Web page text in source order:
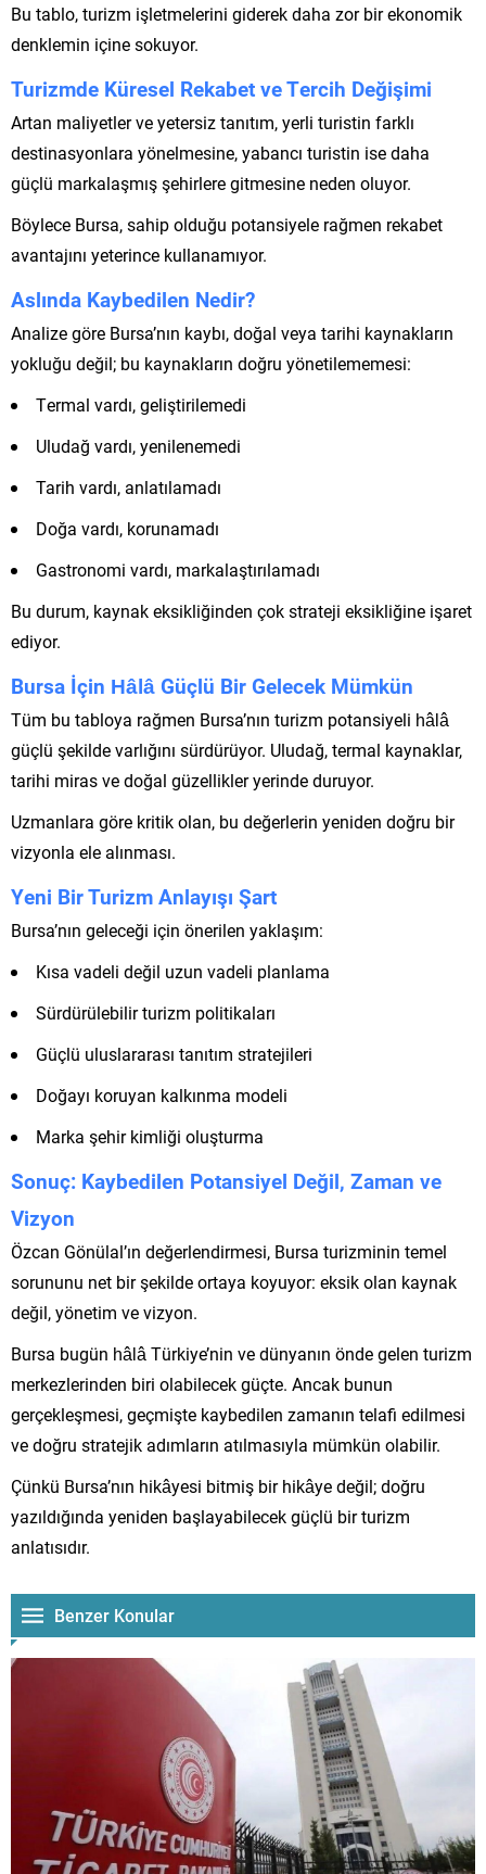
Bu tablo, turizm işletmelerini giderek daha zor bir ekonomik
denklemin içine sokuyor.
Turizmde Küresel Rekabet ve Tercih Değişimi
Artan maliyetler ve yetersiz tanıtım, yerli turistin farklı
destinasyonlara yönelmesine, yabancı turistin ise daha
güçlü markalaşmış şehirlere gitmesine neden oluyor.
Böylece Bursa, sahip olduğu potansiyele rağmen rekabet
avantajını yeterince kullanamıyor.
Aslında Kaybedilen Nedir?
Analize göre Bursa’nın kaybı, doğal veya tarihi kaynakların
yokluğu değil; bu kaynakların doğru yönetilememesi:
Termal vardı, geliştirilemedi
Uludağ vardı, yenilenemedi
Tarih vardı, anlatılamadı
Doğa vardı, korunamadı
Gastronomi vardı, markalaştırılamadı
Bu durum, kaynak eksikliğinden çok strateji eksikliğine işaret
ediyor.
Bursa İçin Hâlâ Güçlü Bir Gelecek Mümkün
Tüm bu tabloya rağmen Bursa’nın turizm potansiyeli hâlâ
güçlü şekilde varlığını sürdürüyor. Uludağ, termal kaynaklar,
tarihi miras ve doğal güzellikler yerinde duruyor.
Uzmanlara göre kritik olan, bu değerlerin yeniden doğru bir
vizyonla ele alınması.
Yeni Bir Turizm Anlayışı Şart
Bursa’nın geleceği için önerilen yaklaşım:
Kısa vadeli değil uzun vadeli planlama
Sürdürülebilir turizm politikaları
Güçlü uluslararası tanıtım stratejileri
Doğayı koruyan kalkınma modeli
Marka şehir kimliği oluşturma
Sonuç: Kaybedilen Potansiyel Değil, Zaman ve
Vizyon
Özcan Gönülal’ın değerlendirmesi, Bursa turizminin temel
sorununu net bir şekilde ortaya koyuyor: eksik olan kaynak
değil, yönetim ve vizyon.
Bursa bugün hâlâ Türkiye’nin ve dünyanın önde gelen turizm
merkezlerinden biri olabilecek güçte. Ancak bunun
gerçekleşmesi, geçmişte kaybedilen zamanın telafi edilmesi
ve doğru stratejik adımların atılmasıyla mümkün olabilir.
Çünkü Bursa’nın hikâyesi bitmiş bir hikâye değil; doğru
yazıldığında yeniden başlayabilecek güçlü bir turizm
anlatısıdır.
Benzer Konular